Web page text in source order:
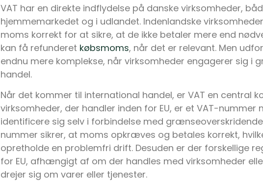
VAT har en direkte indflydelse på danske virksomheder,
hjemmemarkedet og i udlandet. Indenlandske
moms korrekt for at sikre, at de ikke betaler mere end
kan få refunderet købsmoms, når det er relevant. Men
endnu mere komplekse, når virksomheder engagerer sig i
handel.
Når det kommer til international handel, er VAT en central
virksomheder, der handler inden for EU, er et VAT-nummer
identificere sig selv i forbindelse med grænseoverskridende
nummer sikrer, at moms opkræves og betales korrekt,
opretholde en problemfri drift. Desuden er der forskellige
for EU, afhængigt af om der handles med virksomheder
drejer sig om varer eller tjenester.